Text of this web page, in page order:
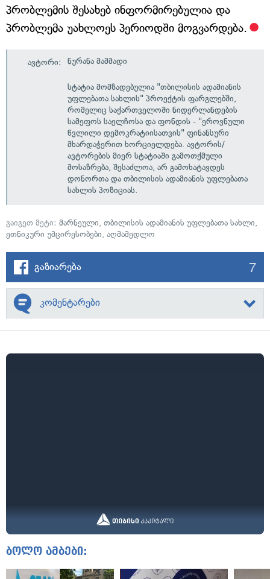
პრობლემის შესახებ ინფორმირებულია და
პრობლემა უახლოეს პერიოდში მოგვარდება.
ავტორი: ნურანა მამმადი
სტატია მომზადებულია "თბილისის ადამიანის
უფლებათა სახლის" პროექტის ფარგლებში,
რომელიც საქართველოში ნიდერლანდების
სამეფოს საელჩოსა და ფონდის - "ეროვნული
წვლილი დემოკრატიისათვის" ფინანსური
მხარდაჭერით ხორციელდება. ავტორის/
ავტორების მიერ სტატიაში გამოთქმული
მოსაზრება, შესაძლოა, არ გამოხატავდეს
დონორთა და თბილისის ადამიანის უფლებათა
სახლის პოზიციას.
გაიგეთ მეტი: მარნეული, თბილისის ადამიანის უფლებათა სახლი,
ეთნიკური უმცირესობები, აღმამედლო
გაზიარება 7
კომენტარები
ბოლო ამბები: